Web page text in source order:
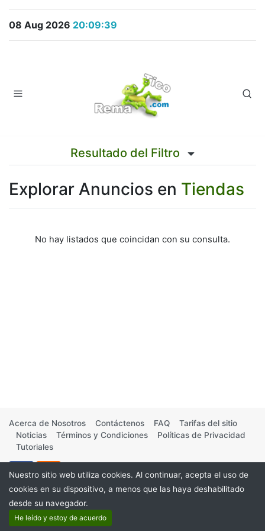
08 Aug 2026 20:09:39
Resultado del Filtro
Explorar Anuncios en Tiendas
No hay listados que coincidan con su consulta.
Acerca de Nosotros Contáctenos FAQ
Tarifas del sitio
Noticias
Términos y Condiciones
Políticas de Privacidad
Tutoriales
Nuestro sitio web utiliza cookies. Al continuar, acepta el uso de
cookies en su dispositivo, a menos que las haya deshabilitado
desde su navegador.
He leído y estoy de acuerdo